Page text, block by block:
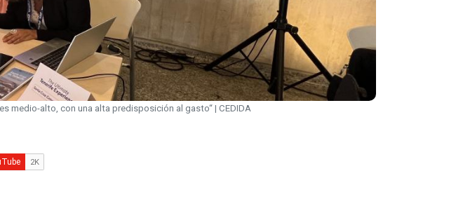
medio-alto, con una alta predisposición al gasto“ | CEDIDA